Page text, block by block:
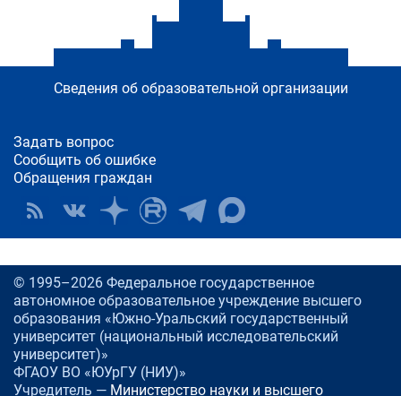
Сведения об образовательной организации
Задать вопрос
Сообщить об ошибке
Обращения граждан
© 1995–2026 Федеральное государственное
автономное образовательное учреждение высшего
образования «Южно-Уральский государственный
университет (национальный исследовательский
университет)»
ФГАОУ ВО «ЮУрГУ (НИУ)»
Учредитель — Министерство науки и высшего